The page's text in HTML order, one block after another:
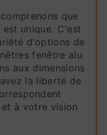
que
unique. C'est
d'options de
fenêtre alu
aux dimensions
la liberté de
à votre vision